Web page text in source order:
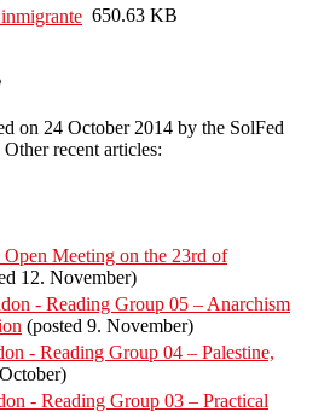
650.63 KB
on 24 October 2014 by the SolFed
Other recent articles:
Meeting on the 23rd of
12. November)
- Reading Group 05 – Anarchism
(posted 9. November)
- Reading Group 04 – Palestine,
- Reading Group 03 – Practical